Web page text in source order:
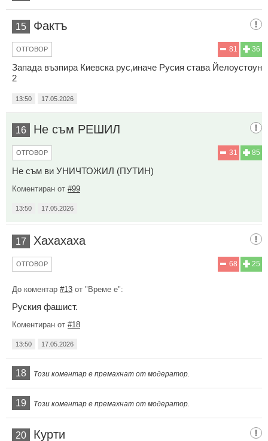
15 Фактъ
36
81
ОТГОВОР
Запада възпира Киевска рус,иначе Русия става Йелоустоун
2
13:50 17.05.2026
16 Не съм РЕШИЛ
85
31
ОТГОВОР
Не съм ви УНИЧТОЖИЛ (ПУТИН)
Коментиран от #99
13:50 17.05.2026
17 Хахахаха
25
68
ОТГОВОР
До коментар #13 от "Време е":
Руския фашист.
Коментиран от #18
13:50 17.05.2026
18 Този коментар е премахнат от модератор.
19 Този коментар е премахнат от модератор.
20 Курти